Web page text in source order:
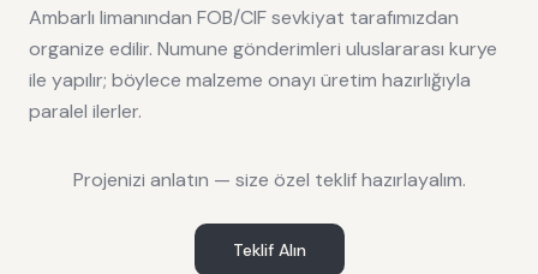
Ambarlı limanından FOB/CIF sevkiyat tarafımızdan
organize edilir. Numune gönderimleri uluslararası kurye
ile yapılır; böylece malzeme onayı üretim hazırlığıyla
paralel ilerler.
Projenizi anlatın — size özel teklif hazırlayalım.
Teklif Alın